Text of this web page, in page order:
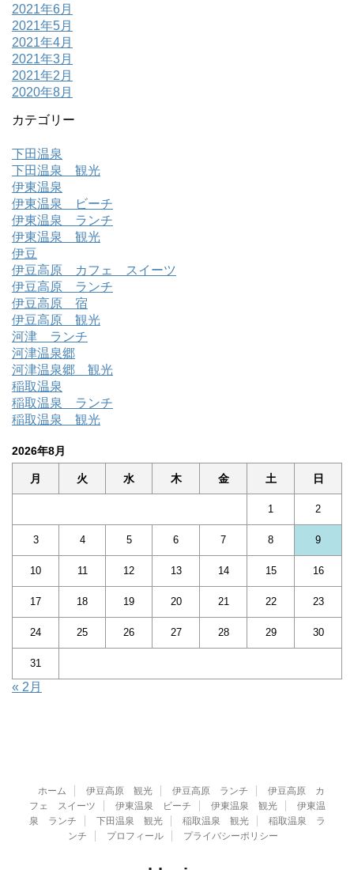
2021年6月
2021年5月
2021年4月
2021年3月
2021年2月
2020年8月
カテゴリー
下田温泉
下田温泉 観光
伊東温泉
伊東温泉 ビーチ
伊東温泉 ランチ
伊東温泉 観光
伊豆
伊豆高原 カフェ スイーツ
伊豆高原 ランチ
伊豆高原 宿
伊豆高原 観光
河津 ランチ
河津温泉郷
河津温泉郷 観光
稲取温泉
稲取温泉 ランチ
稲取温泉 観光
2026年8月
月 火 水 木 金 土 日
1 2
3 4 5 6 7 8 9
10 11 12 13 14 15 16
17 18 19 20 21 22 23
24 25 26 27 28 29 30
31
« 2月
ホーム 伊豆高原 観光 伊豆高原 ランチ
伊豆高原 カ
フェ スイーツ
伊東温泉 ビーチ 伊東温泉 観光
伊東温
泉 ランチ
下田温泉 観光 稲取温泉 観光
稲取温泉 ラ
ンチ
プロフィール プライバシーポリシー